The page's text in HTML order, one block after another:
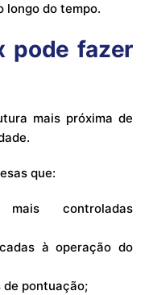
longo do tempo.
pode fazer
mais próxima de
que:
mais controladas
à operação do
pontuação;